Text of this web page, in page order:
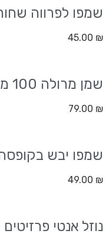
שמפו לפרווה שחורה 250
45.00 ₪
שמן מרולה 100 מ"ל
79.00 ₪
שמפו יבש בקופסה 150
49.00 ₪
נוזל אנטי פרזיטים